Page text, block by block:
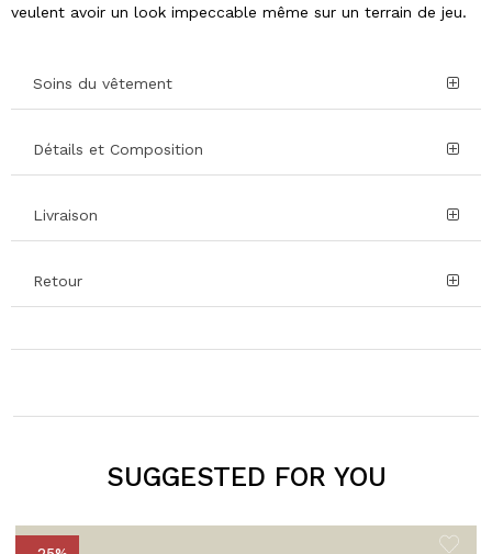
veulent avoir un look impeccable même sur un terrain de jeu.
Soins du vêtement
Détails et Composition
Livraison
Retour
SUGGESTED FOR YOU